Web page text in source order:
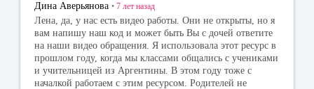
Дина Аверьянова • 7 лет назад
Лена, да, у нас есть видео работы. Они не открыты, но я
вам напишу наш код и может быть Вы с дочей ответите
на наши видео обращения. Я использовала этот ресурс в
прошлом году, когда мы классами общались с учениками
и учительницей из Аргентины. В этом году тоже с
началкой работаем с этим ресурсом. Родителей не